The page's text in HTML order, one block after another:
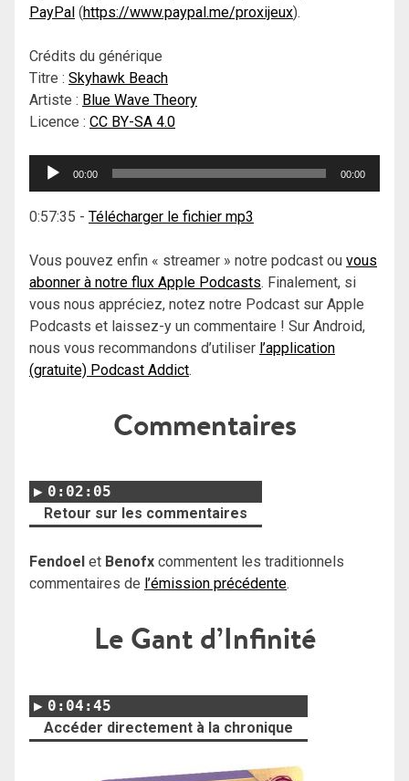
PayPal (https://www.paypal.me/proxijeux).
Crédits du générique
Titre : Skyhawk Beach
Artiste : Blue Wave Theory
Licence : CC BY-SA 4.0
Lecteur
00:00 00:00
0:57:35 - Télécharger le fichier mp3
Vous pouvez enfin « streamer » notre podcast ou vous
abonner à notre flux Apple Podcasts. Finalement, si
vous nous appréciez, notez notre Podcast sur Apple
Podcasts et laissez-y un commentaire ! Sur Android,
nous vous recommandons d’utiliser l’application
(gratuite) Podcast Addict.
Commentaires
0:02:05
Retour sur les commentaires
Fendoel et Benofx commentent les traditionnels
commentaires de l’émission précédente.
Le Gant d’Infinité
0:04:45
Accéder directement à la chronique